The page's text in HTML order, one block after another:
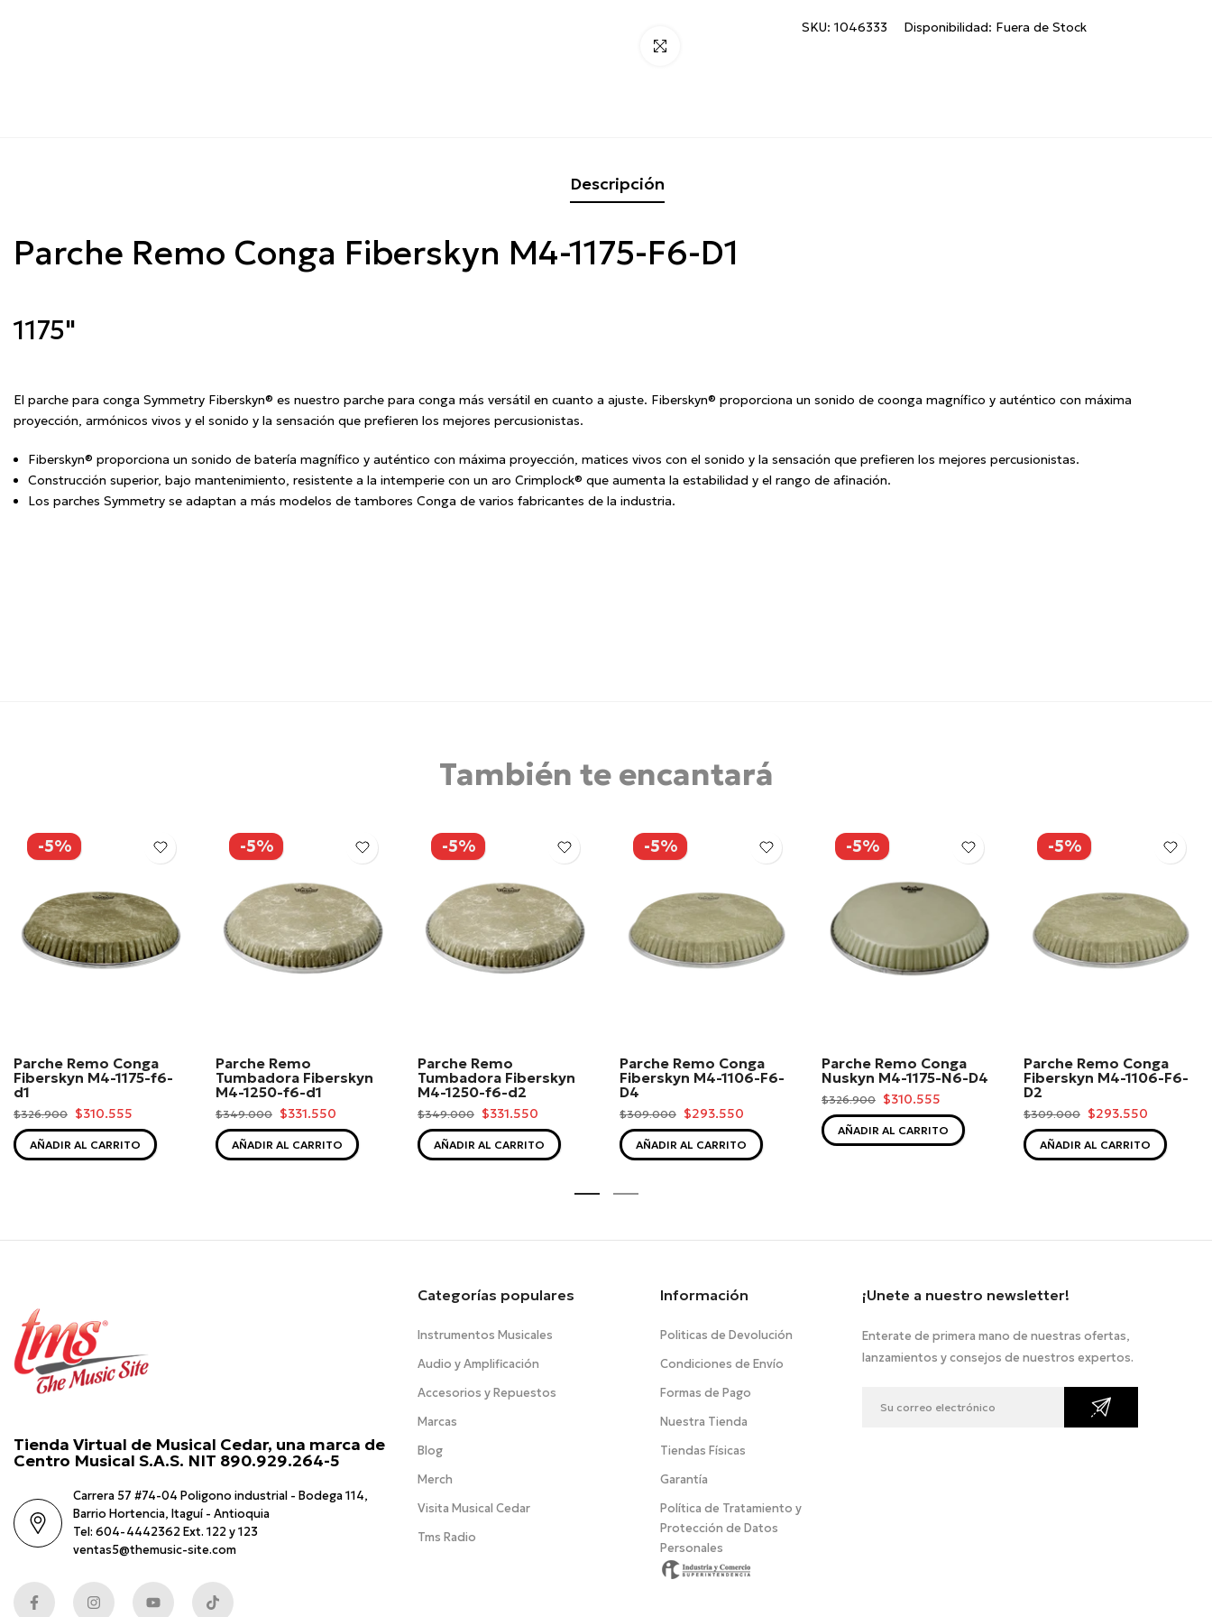
Click para alargar
SKU: 1046333 Disponibilidad: Fuera de Stock
Descripción
Parche Remo Conga Fiberskyn M4-1175-F6-D1
1175"
El parche para conga Symmetry Fiberskyn® es nuestro parche para conga más versátil en cuanto a ajuste. Fiberskyn® proporciona un sonido de coonga magnífico y auténtico con máxima
proyección, armónicos vivos y el sonido y la sensación que prefieren los mejores percusionistas.
Fiberskyn® proporciona un sonido de batería magnífico y auténtico con máxima proyección, matices vivos con el sonido y la sensación que prefieren los mejores percusionistas.
Construcción superior, bajo mantenimiento, resistente a la intemperie con un aro Crimplock® que aumenta la estabilidad y el rango de afinación.
Los parches Symmetry se adaptan a más modelos de tambores Conga de varios fabricantes de la industria.
También te encantará
-5%
Parche Remo Conga
Fiberskyn M4-1175-f6-
d1
$326.900 $310.555
AÑADIR AL CARRITO
-5%
Parche Remo
Tumbadora Fiberskyn
M4-1250-f6-d1
$349.000 $331.550
AÑADIR AL CARRITO
-5%
Parche Remo
Tumbadora Fiberskyn
M4-1250-f6-d2
$349.000 $331.550
AÑADIR AL CARRITO
-5%
Parche Remo Conga
Fiberskyn M4-1106-F6-
D4
$309.000 $293.550
AÑADIR AL CARRITO
-5%
Parche Remo Conga
Nuskyn M4-1175-N6-D4
$326.900 $310.555
AÑADIR AL CARRITO
-5%
Parche Remo Conga
Fiberskyn M4-1106-F6-
D2
$309.000 $293.550
AÑADIR AL CARRITO
Tienda Virtual de Musical Cedar, una marca de
Centro Musical S.A.S. NIT 890.929.264-5
Carrera 57 #74-04 Poligono industrial - Bodega 114,
Barrio Hortencia, Itaguí - Antioquia
Tel: 604-4442362 Ext. 122 y 123
ventas5@themusic-site.com
Categorías populares
Instrumentos Musicales
Audio y Amplificación
Accesorios y Repuestos
Marcas
Blog
Merch
Visita Musical Cedar
Tms Radio
Información
Politicas de Devolución
Condiciones de Envío
Formas de Pago
Nuestra Tienda
Tiendas Físicas
Garantía
Política de Tratamiento y
Protección de Datos
Personales
¡Unete a nuestro newsletter!
Enterate de primera mano de nuestras ofertas,
lanzamientos y consejos de nuestros expertos.